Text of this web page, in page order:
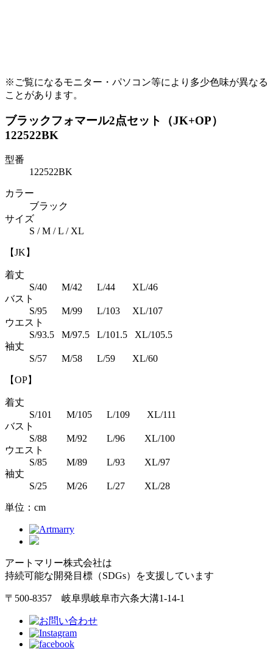
※ご覧になるモニター・パソコン等により多少色味が異なる
ことがあります。
ブラックフォマール2点セット（JK+OP）
122522BK
型番
122522BK
カラー
ブラック
サイズ
S / M / L / XL
【JK】
着丈
S/40 M/42 L/44 XL/46
バスト
S/95 M/99 L/103 XL/107
ウエスト
S/93.5 M/97.5 L/101.5 XL/105.5
袖丈
S/57 M/58 L/59 XL/60
【OP】
着丈
S/101 M/105 L/109 XL/111
バスト
S/88 M/92 L/96 XL/100
ウエスト
S/85 M/89 L/93 XL/97
袖丈
S/25 M/26 L/27 XL/28
単位：cm
アートマリー株式会社は
持続可能な開発目標（SDGs）を支援しています
〒500-8357 岐阜県岐阜市六条大溝1-14-1